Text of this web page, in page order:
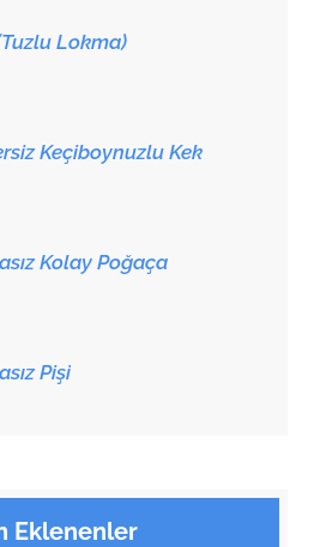
Lokma)
Keçiboynuzlu Kek
Kolay Poğaça
Pişi
Eklenenler